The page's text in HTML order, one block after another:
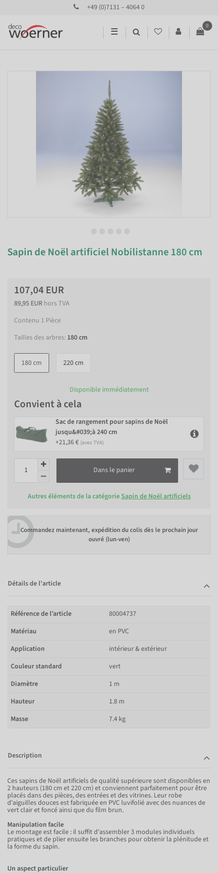
+49 (0)7131 – 4064 0
☰
0
Sapin de Noël artificiel Nobilistanne 180 cm
107,04 EUR
89,95 EUR hors TVA
Contenu 1 Pièce
Tailles des arbres: 180 cm
180 cm 220 cm
Disponible immédiatement
Convient à cela
Sac de rangement pour sapins de Noël
jusqu&#039;à 240 cm
+21,36 € (avec TVA)
Dans le panier
Autres éléments de la catégorieSapin de Noël artificiels
Commandez maintenant, expédition du colis dès le prochain jour
ouvré (lun-ven)
Détails de l'article
Référence de l’article
80004737
Matériau
en PVC
Application
intérieur & extérieur
Couleur standard
vert
Diamètre
1 m
Hauteur
1.8 m
Masse
7.4 kg
Description
Ces sapins de Noël artificiels de qualité supérieure sont disponibles en
2 hauteurs (180 cm et 220 cm) et conviennent parfaitement pour être
placés dans des pièces, des entrées et des vitrines. Leur robe
d'aiguilles douces est fabriquée en PVC luvifolié avec des nuances de
vert clair et foncé ainsi que du film brun.
Manipulation facile
Le montage est facile : il suffit d'assembler 3 modules individuels
pratiques et de plier ensuite les branches pour obtenir la plénitude et
la forme du sapin.
Un aspect particulier